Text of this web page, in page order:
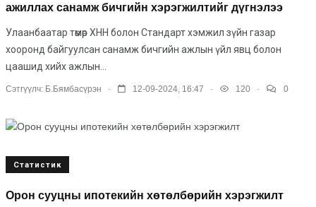
ажиллах санамж бичгийн хэрэгжилтийг дүгнэлээ
Улаанбаатар төмөр ХНН болон Стандарт хэмжил зүйн газар
хооронд байгуулсан санамж бичгийн ажлын үйл явц болон
цаашид хийх ажлын...
Сэтгүүлч: Б.Бямбасүрэн . 12-09-2024, 16:47 . 120 . 0
Статистик
Орон сууцны ипотекийн хөтөлбөрийн хэрэгжилт